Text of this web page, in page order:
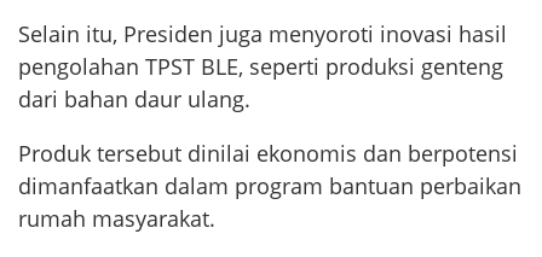
Selain itu, Presiden juga menyoroti inovasi hasil
pengolahan TPST BLE, seperti produksi genteng
dari bahan daur ulang.
Produk tersebut dinilai ekonomis dan berpotensi
dimanfaatkan dalam program bantuan perbaikan
rumah masyarakat.